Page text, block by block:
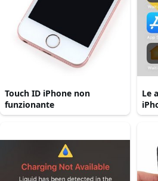
Touch ID iPhone non
funzionante
Le